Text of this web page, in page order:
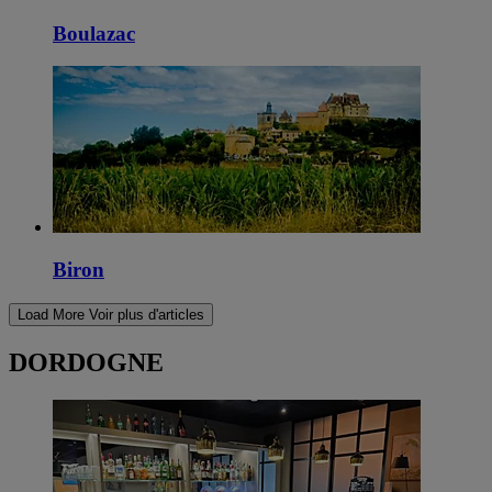
Boulazac
Biron
Load More Voir plus d'articles
DORDOGNE